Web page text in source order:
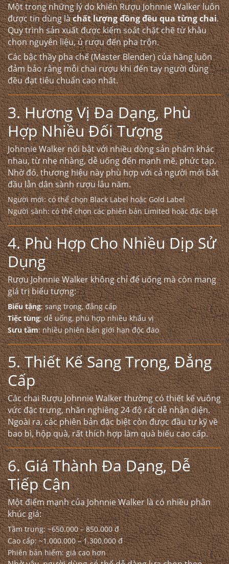
Một trong những lý do khiếnRượu Johnnie Walkerluôn
được tin dùng làchất lượng đồng đều qua từng chai.
Quy trình sản xuất được kiểm soát chặt chẽ từ khâu
chọn nguyên liệu, ủ rượu đến pha trộn.
Các bậc thầy pha chế (Master Blender) của hãng luôn
đảm bảo rằng mỗi chai rượu khi đến tay người dùng
đều đạt tiêu chuẩn cao nhất.
3. Hương Vị Đa Dạng, Phù
Hợp Nhiều Đối Tượng
Johnnie Walker nổi bật với nhiều dòng sản phẩm khác
nhau, từ nhẹ nhàng, dễ uống đến mạnh mẽ, phức tạp.
Nhờ đó, thương hiệu này phù hợp với cả người mới bắt
đầu lẫn dân sành rượu lâu năm.
Người mới: có thể chọn Black Label hoặc Gold Label
Người sành: có thể chọn các phiên bản Limited hoặc đặc biệt
4. Phù Hợp Cho Nhiều Dịp Sử
Dụng
Rượu Johnnie Walker không chỉ để uống mà còn mang
giá trị biểu tượng:
Biếu tặng: sang trọng, đẳng cấp
Tiệc tùng: dễ uống, phù hợp nhiều khẩu vị
Sưu tầm: nhiều phiên bản giới hạn độc đáo
5. Thiết Kế Sang Trọng, Đẳng
Cấp
Các chaiRượu Johnnie Walkerthường có thiết kế vuông
vức đặc trưng, nhãn nghiêng 24 độ rất dễ nhận diện.
Ngoài ra, các phiên bản đặc biệt còn được đầu tư kỹ về
bao bì, hộp quà, rất thích hợp làm quà biếu cao cấp.
6. Giá Thành Đa Dạng, Dễ
Tiếp Cận
Một điểm mạnh của Johnnie Walker là có nhiều phân
khúc giá:
Tầm trung: ~650.000 – 850.000 đ
Cao cấp: ~1.000.000 – 1.300.000 đ
Phiên bản hiếm: giá cao hơn